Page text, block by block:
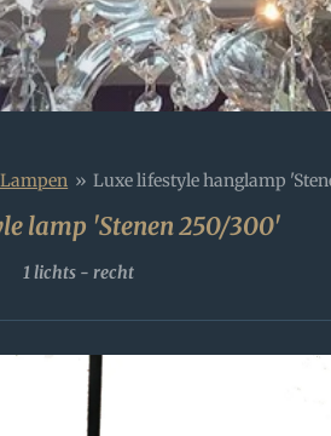
» Luxe lifestyle hanglamp
lamp 'Stenen 250/300'
1 lichts - recht